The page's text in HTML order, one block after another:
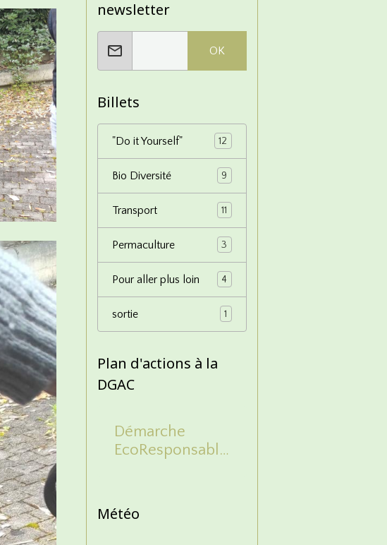
newsletter
OK
Billets
"Do it Yourself" 12
Bio Diversité 9
Transport 11
Permaculture 3
Pour aller plus loin 4
sortie 1
Plan d'actions à la
DGAC
Démarche
EcoResponsable
Météo